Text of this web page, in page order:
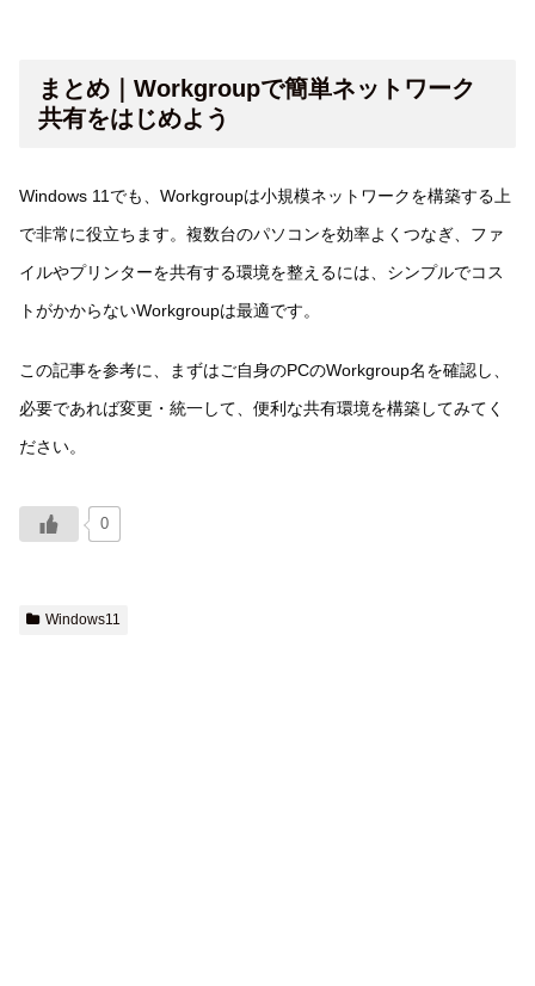
まとめ｜Workgroupで簡単ネットワーク
共有をはじめよう
Windows 11でも、Workgroupは小規模ネットワークを構築する上
で非常に役立ちます。複数台のパソコンを効率よくつなぎ、ファ
イルやプリンターを共有する環境を整えるには、シンプルでコス
トがかからないWorkgroupは最適です。
この記事を参考に、まずはご自身のPCのWorkgroup名を確認し、
必要であれば変更・統一して、便利な共有環境を構築してみてく
ださい。
0
Windows11